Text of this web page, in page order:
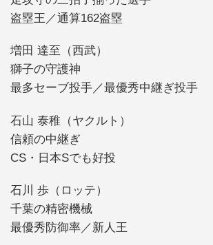
盗塁王／通算162盗塁
増田 達至（西武）
獅子の守護神
最多セーブ投手／最優秀中継ぎ投手
石山 泰稚（ヤクルト）
信頼の中継ぎ
CS・日本Sでも好投
石川 歩（ロッテ）
千葉の精密機械
最優秀防御率／新人王